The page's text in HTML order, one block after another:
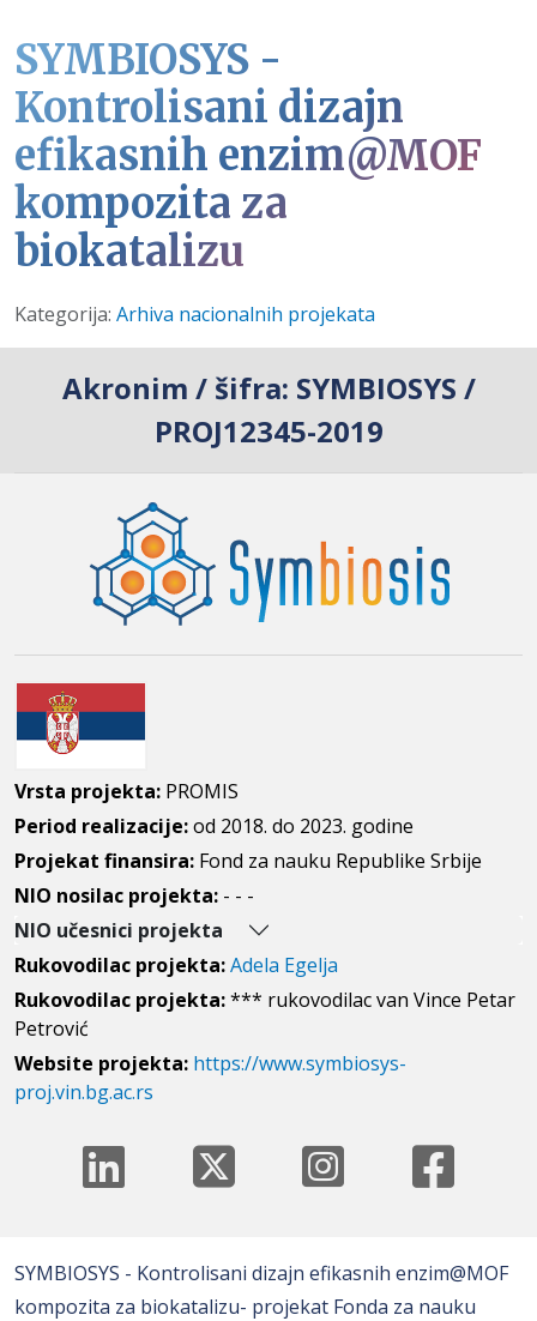
SYMBIOSYS -
Kontrolisani dizajn
efikasnih enzim@MOF
kompozita za
biokatalizu
Detalji
Kategorija: Arhiva nacionalnih projekata
Akronim / šifra: SYMBIOSYS /
PROJ12345-2019
Vrsta projekta: PROMIS
Period realizacije:od 2018. do 2023. godine
Projekat finansira: Fond za nauku Republike Srbije
NIO nosilac projekta: - - -
NIO učesnici projekta
Rukovodilac projekta:Adela Egelja
Rukovodilac projekta:*** rukovodilac van Vince Petar
Petrović
Website projekta: https://www.symbiosys-
proj.vin.bg.ac.rs
SYMBIOSYS - Kontrolisani dizajn efikasnih enzim@MOF
kompozita za biokatalizu- projekat Fonda za nauku